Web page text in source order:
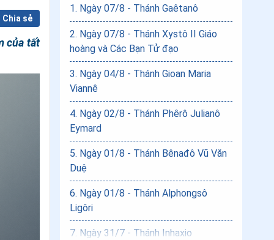
Chia sẻ
của tất
1. Ngày 07/8 - Thánh Gaêtanô
2. Ngày 07/8 - Thánh Xystô II Giáo
hoàng và Các Bạn Tử đạo
3. Ngày 04/8 - Thánh Gioan Maria
Viannê
4. Ngày 02/8 - Thánh Phêrô Julianô
Eymard
5. Ngày 01/8 - Thánh Bênađô Vũ Văn
Duệ
6. Ngày 01/8 - Thánh Alphongsô
Ligôri
7. Ngày 31/7 - Thánh Inhaxio